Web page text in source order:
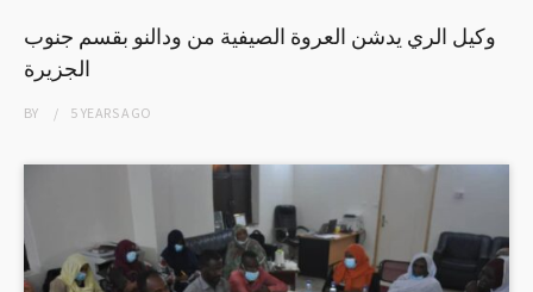
وكيل الري يدشن العروة الصيفية من ودالنو بقسم جنوب
الجزيرة
BY 5 YEARSAGO